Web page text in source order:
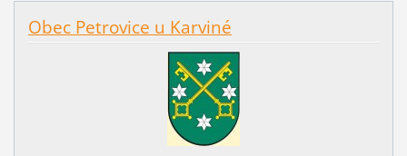
Obec Petrovice u Karviné